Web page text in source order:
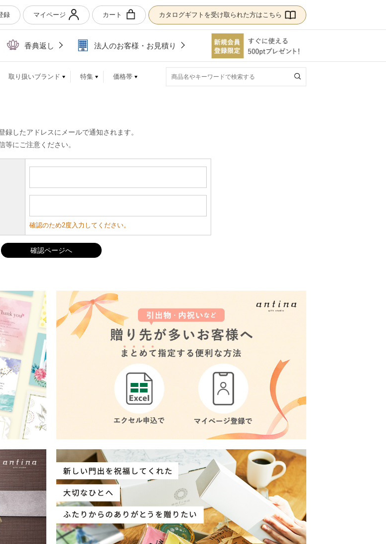
録 マイページ カート カタログギフトを受け取られた方はこちら
香典返し 法人のお客様・お見積り
取り扱いブランド 特集 価格帯
したアドレスにメールで通知されます。
にご注意ください。
確認のため2度入力してください。
確認ページへ